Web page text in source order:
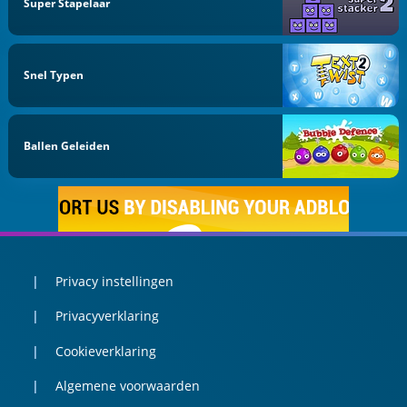
Snel Typen
Ballen Geleiden
Privacy instellingen
Privacyverklaring
Cookieverklaring
Algemene voorwaarden